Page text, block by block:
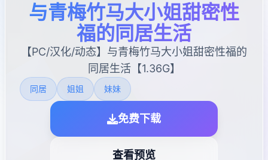
与青梅竹马大小姐甜密性
福的同居生活
【PC/汉化/动态】与青梅竹马大小姐甜密性福的
同居生活【1.36G】
同居 姐姐 妹妹
免费下载
查看预览